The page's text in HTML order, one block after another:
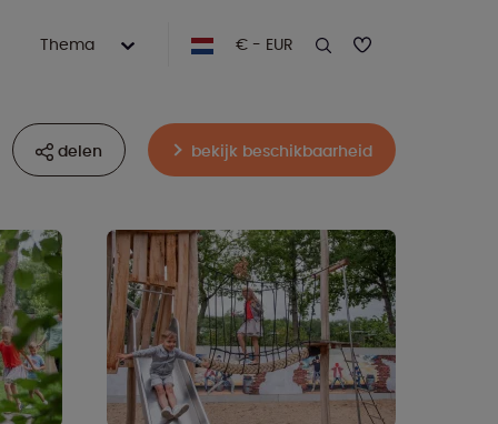
Thema € - EUR
delen bekijk beschikbaarheid